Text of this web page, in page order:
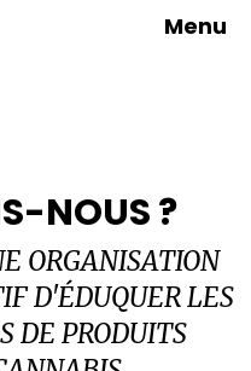
Menu
NOUS ?
ORGANISATION
D'ÉDUQUER LES
DE PRODUITS